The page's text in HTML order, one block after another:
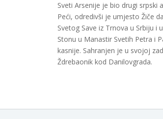
Sveti Arsenije je bio drugi srpski
Peći, odredivši je umjesto Žiče
Svetog Save iz Trnova u Srbiju
Stonu u Manastir Svetih Petra i
kasnije. Sahranjen je u svojoj
Ždrebaonik kod Danilovgrada.